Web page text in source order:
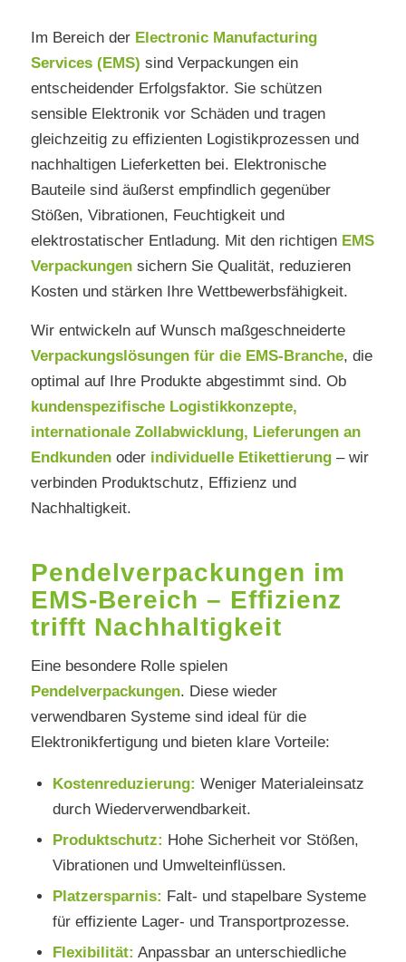
Im Bereich der Electronic Manufacturing
Services (EMS) sind Verpackungen ein
entscheidender Erfolgsfaktor. Sie schützen
sensible Elektronik vor Schäden und tragen
gleichzeitig zu effizienten Logistikprozessen und
nachhaltigen Lieferketten bei. Elektronische
Bauteile sind äußerst empfindlich gegenüber
Stößen, Vibrationen, Feuchtigkeit und
elektrostatischer Entladung. Mit den richtigen EMS
Verpackungensichern Sie Qualität, reduzieren
Kosten und stärken Ihre Wettbewerbsfähigkeit.
Wir entwickeln auf Wunsch maßgeschneiderte
Verpackungslösungen für die EMS-Branche, die
optimal auf Ihre Produkte abgestimmt sind. Ob
kundenspezifische Logistikkonzepte,
internationale Zollabwicklung, Lieferungen an
Endkundenoder individuelle Etikettierung– wir
verbinden Produktschutz, Effizienz und
Nachhaltigkeit.
Pendelverpackungen im
EMS-Bereich – Effizienz
trifft Nachhaltigkeit
Eine besondere Rolle spielen
Pendelverpackungen. Diese wieder
verwendbaren Systeme sind ideal für die
Elektronikfertigung und bieten klare Vorteile:
Kostenreduzierung: Weniger Materialeinsatz
durch Wiederverwendbarkeit.
Produktschutz: Hohe Sicherheit vor Stößen,
Vibrationen und Umwelteinflüssen.
Platzersparnis: Falt- und stapelbare Systeme
für effiziente Lager- und Transportprozesse.
Flexibilität: Anpassbar an unterschiedliche